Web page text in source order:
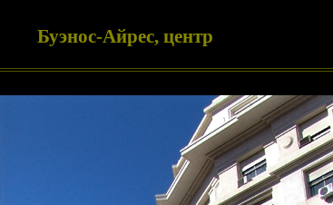
Буэнос-Айрес, центр